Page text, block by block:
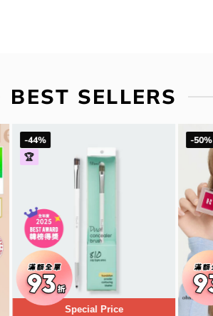
BEST SELLERS
-44%
🏆
Special Price
-50%